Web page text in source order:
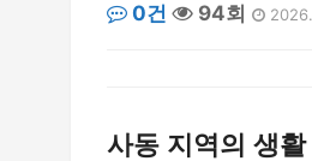
0건
94회
사동 지역의 생활